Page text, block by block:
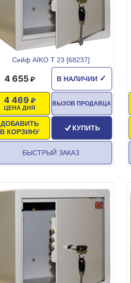
Сейф AIKO T 23 [68237]
В НАЛИЧИИ ✓
4 655
ЦЕНА ДНЯ
4 469
ДОБАВИТЬ
В КОРЗИНУ
ВЫЗОВ ПРОДАВЦА
КУПИТЬ
БЫСТРЫЙ ЗАКАЗ